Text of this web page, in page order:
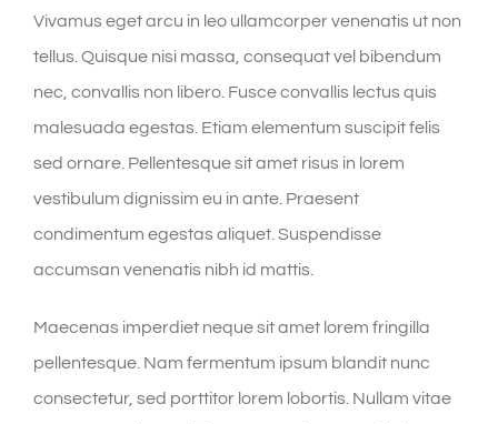
Vivamus eget arcu in leo ullamcorper venenatis ut non
tellus. Quisque nisi massa, consequat vel bibendum
nec, convallis non libero. Fusce convallis lectus quis
malesuada egestas. Etiam elementum suscipit felis
sed ornare. Pellentesque sit amet risus in lorem
vestibulum dignissim eu in ante. Praesent
condimentum egestas aliquet. Suspendisse
accumsan venenatis nibh id mattis.
Maecenas imperdiet neque sit amet lorem fringilla
pellentesque. Nam fermentum ipsum blandit nunc
consectetur, sed porttitor lorem lobortis. Nullam vitae